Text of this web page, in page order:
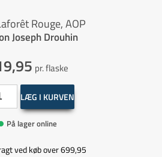
Rouge, AOP
Joseph Drouhin
pr. flaske
LÆG I KURVEN
På lager online
ved køb over 699,95